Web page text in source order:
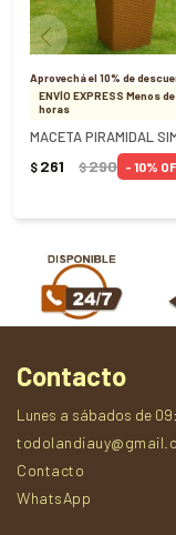
Aprovechá el 10% de
ENVÍO EXPRESS Menos
horas
$ 261 $290 10
Contacto
Lunes a sábados de
Contacto
WhatsApp